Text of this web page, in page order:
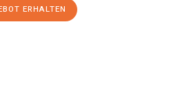
ERHALTEN